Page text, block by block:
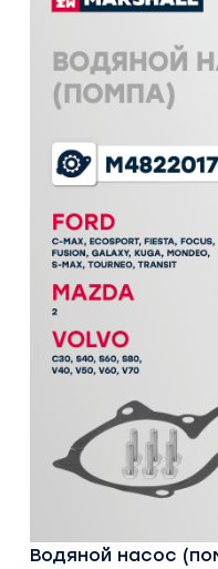
Водяной насос